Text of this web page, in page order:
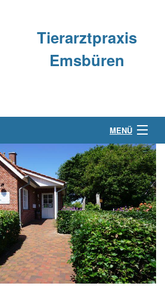
Tierarztpraxis
Emsbüren
MENÜ
Über uns
Kleintierpraxis
Großtierpraxis
Kontakt & Anfahrt